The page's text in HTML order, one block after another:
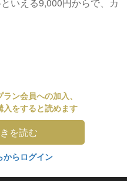
ン会員への加入、
入をすると読めます
を読む
からログイン